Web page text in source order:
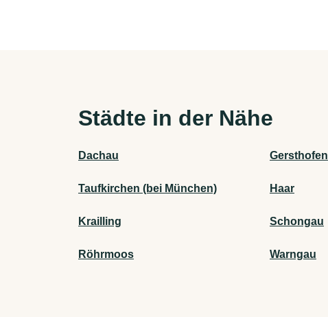
Städte in der Nähe
Dachau Gersthofen
Taufkirchen (bei München) Haar
Krailling Schongau
Röhrmoos Warngau